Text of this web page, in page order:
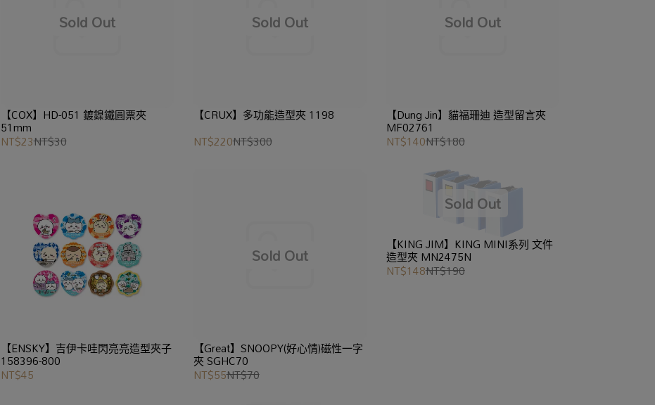
【COX】HD-051 鍍鎳鐵圓票夾
51mm
NT$23NT$30
【CRUX】多功能造型夾 1198
NT$220NT$300
【Dung Jin】貓福珊迪 造型留言夾
MF02761
NT$140NT$180
【ENSKY】吉伊卡哇閃亮亮造型夾子
158396-800
NT$45
【Great】SNOOPY(好心情)磁性一字
夾 SGHC70
NT$55NT$70
【KING JIM】KING MINI系列 文件
造型夾 MN2475N
NT$148NT$190